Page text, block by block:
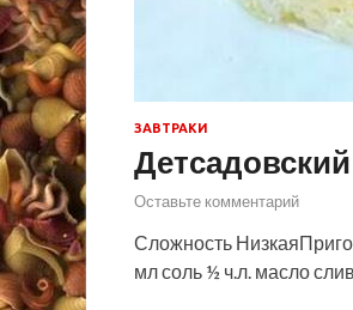
ЗАВТРАКИ
Оставьте комментарий
Сложность
мл соль ½ ч.л. масло